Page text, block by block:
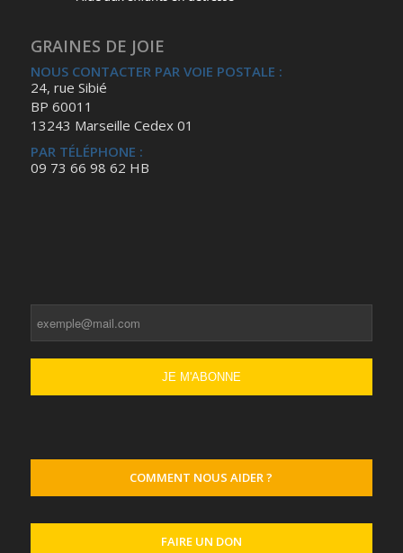
GRAINES DE JOIE
NOUS CONTACTER PAR VOIE POSTALE :
24, rue Sibié
BP 60011
13243 Marseille Cedex 01
PAR TÉLÉPHONE :
09 73 66 98 62 HB
COMMENT NOUS AIDER ?
FAIRE UN DON